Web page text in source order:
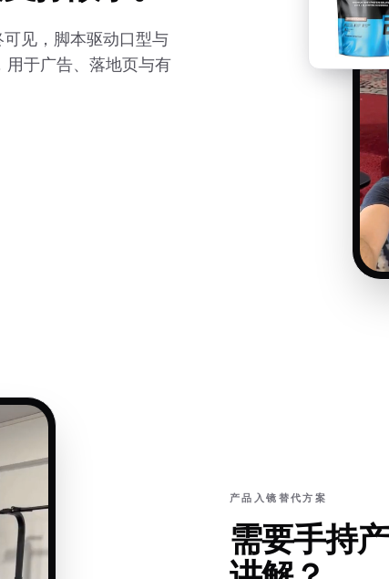
见，脚本驱动口型与
于广告、落地页与有
产品入镜替代方案
需要手持